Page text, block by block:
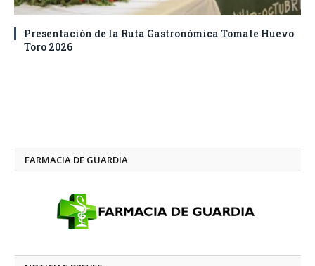
Presentación de la Ruta Gastronómica Tomate Huevo
Toro 2026
FARMACIA DE GUARDIA